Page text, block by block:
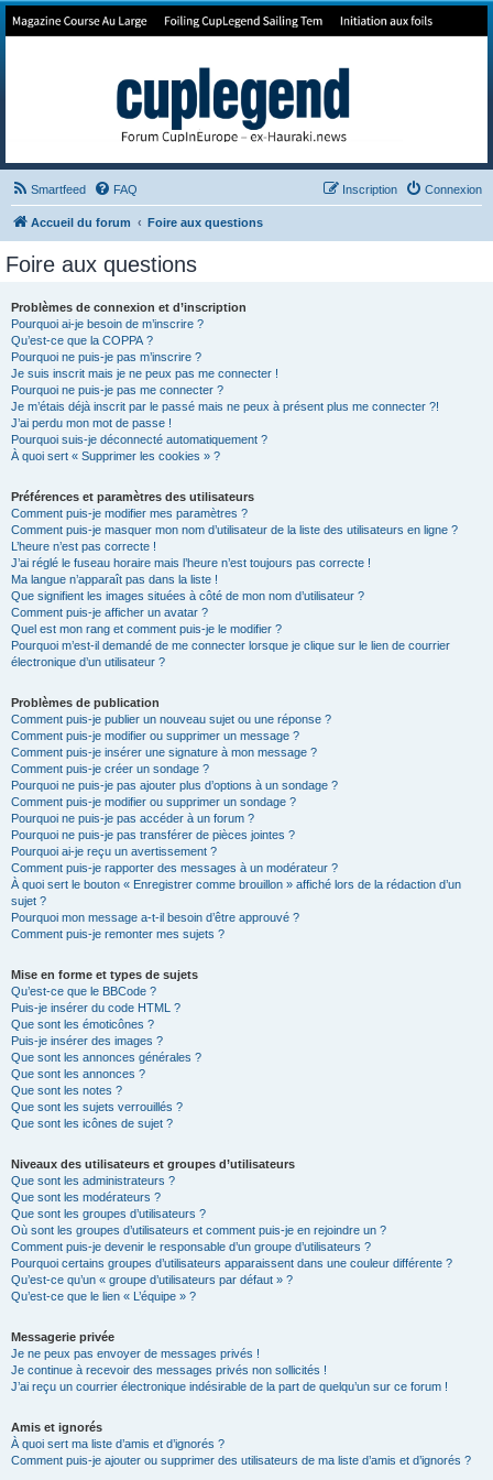
Forum de Cup In Europe
Smartfeed FAQ Connexion
Inscription
Accueil du forum Foire aux questions
Foire aux questions
Problèmes de connexion et d’inscription
Pourquoi ai-je besoin de m’inscrire ?
Qu’est-ce que la COPPA ?
Pourquoi ne puis-je pas m’inscrire ?
Je suis inscrit mais je ne peux pas me connecter !
Pourquoi ne puis-je pas me connecter ?
Je m’étais déjà inscrit par le passé mais ne peux à présent plus me connecter ?!
J’ai perdu mon mot de passe !
Pourquoi suis-je déconnecté automatiquement ?
À quoi sert « Supprimer les cookies » ?
Préférences et paramètres des utilisateurs
Comment puis-je modifier mes paramètres ?
Comment puis-je masquer mon nom d’utilisateur de la liste des utilisateurs en ligne ?
L’heure n’est pas correcte !
J’ai réglé le fuseau horaire mais l’heure n’est toujours pas correcte !
Ma langue n’apparaît pas dans la liste !
Que signifient les images situées à côté de mon nom d’utilisateur ?
Comment puis-je afficher un avatar ?
Quel est mon rang et comment puis-je le modifier ?
Pourquoi m’est-il demandé de me connecter lorsque je clique sur le lien de courrier
électronique d’un utilisateur ?
Problèmes de publication
Comment puis-je publier un nouveau sujet ou une réponse ?
Comment puis-je modifier ou supprimer un message ?
Comment puis-je insérer une signature à mon message ?
Comment puis-je créer un sondage ?
Pourquoi ne puis-je pas ajouter plus d’options à un sondage ?
Comment puis-je modifier ou supprimer un sondage ?
Pourquoi ne puis-je pas accéder à un forum ?
Pourquoi ne puis-je pas transférer de pièces jointes ?
Pourquoi ai-je reçu un avertissement ?
Comment puis-je rapporter des messages à un modérateur ?
À quoi sert le bouton « Enregistrer comme brouillon » affiché lors de la rédaction d’un
sujet ?
Pourquoi mon message a-t-il besoin d’être approuvé ?
Comment puis-je remonter mes sujets ?
Mise en forme et types de sujets
Qu’est-ce que le BBCode ?
Puis-je insérer du code HTML ?
Que sont les émoticônes ?
Puis-je insérer des images ?
Que sont les annonces générales ?
Que sont les annonces ?
Que sont les notes ?
Que sont les sujets verrouillés ?
Que sont les icônes de sujet ?
Niveaux des utilisateurs et groupes d’utilisateurs
Que sont les administrateurs ?
Que sont les modérateurs ?
Que sont les groupes d’utilisateurs ?
Où sont les groupes d’utilisateurs et comment puis-je en rejoindre un ?
Comment puis-je devenir le responsable d’un groupe d’utilisateurs ?
Pourquoi certains groupes d’utilisateurs apparaissent dans une couleur différente ?
Qu’est-ce qu’un « groupe d’utilisateurs par défaut » ?
Qu’est-ce que le lien « L’équipe » ?
Messagerie privée
Je ne peux pas envoyer de messages privés !
Je continue à recevoir des messages privés non sollicités !
J’ai reçu un courrier électronique indésirable de la part de quelqu’un sur ce forum !
Amis et ignorés
À quoi sert ma liste d’amis et d’ignorés ?
Comment puis-je ajouter ou supprimer des utilisateurs de ma liste d’amis et d’ignorés ?